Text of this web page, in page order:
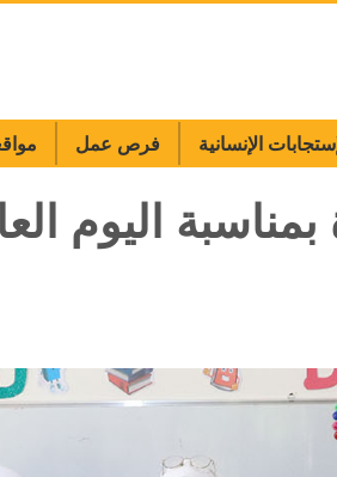
الإنسانية فرص عمل
بمناسبة اليوم